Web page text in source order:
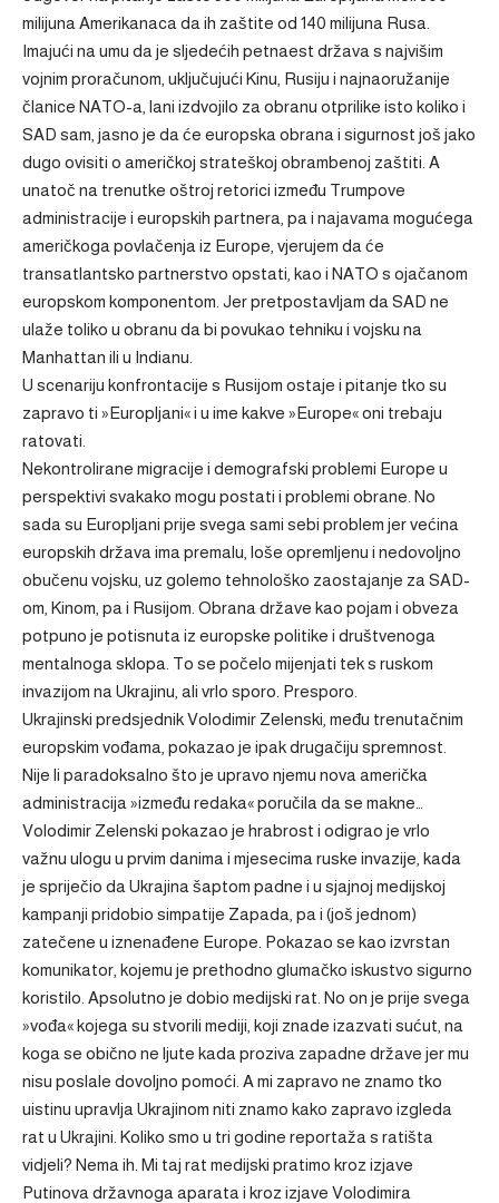
milijuna Amerikanaca da ih zaštite od 140 milijuna Rusa.
Imajući na umu da je sljedećih petnaest država s najvišim
vojnim proračunom, uključujući Kinu, Rusiju i najnaoružanije
članice NATO-a, lani izdvojilo za obranu otprilike isto koliko i
SAD sam, jasno je da će europska obrana i sigurnost još jako
dugo ovisiti o američkoj strateškoj obrambenoj zaštiti. A
unatoč na trenutke oštroj retorici između Trumpove
administracije i europskih partnera, pa i najavama mogućega
američkoga povlačenja iz Europe, vjerujem da će
transatlantsko partnerstvo opstati, kao i NATO s ojačanom
europskom komponentom. Jer pretpostavljam da SAD ne
ulaže toliko u obranu da bi povukao tehniku i vojsku na
Manhattan ili u Indianu.
U scenariju konfrontacije s Rusijom ostaje i pitanje tko su
zapravo ti »Europljani« i u ime kakve »Europe« oni trebaju
ratovati.
Nekontrolirane migracije i demografski problemi Europe u
perspektivi svakako mogu postati i problemi obrane. No
sada su Europljani prije svega sami sebi problem jer većina
europskih država ima premalu, loše opremljenu i nedovoljno
obučenu vojsku, uz golemo tehnološko zaostajanje za SAD-
om, Kinom, pa i Rusijom. Obrana države kao pojam i obveza
potpuno je potisnuta iz europske politike i društvenoga
mentalnoga sklopa. To se počelo mijenjati tek s ruskom
invazijom na Ukrajinu, ali vrlo sporo. Presporo.
Ukrajinski predsjednik Volodimir Zelenski, među trenutačnim
europskim vođama, pokazao je ipak drugačiju spremnost.
Nije li paradoksalno što je upravo njemu nova američka
administracija »između redaka« poručila da se makne…
Volodimir Zelenski pokazao je hrabrost i odigrao je vrlo
važnu ulogu u prvim danima i mjesecima ruske invazije, kada
je spriječio da Ukrajina šaptom padne i u sjajnoj medijskoj
kampanji pridobio simpatije Zapada, pa i (još jednom)
zatečene u iznenađene Europe. Pokazao se kao izvrstan
komunikator, kojemu je prethodno glumačko iskustvo sigurno
koristilo. Apsolutno je dobio medijski rat. No on je prije svega
»vođa« kojega su stvorili mediji, koji znade izazvati sućut, na
koga se obično ne ljute kada proziva zapadne države jer mu
nisu poslale dovoljno pomoći. A mi zapravo ne znamo tko
uistinu upravlja Ukrajinom niti znamo kako zapravo izgleda
rat u Ukrajini. Koliko smo u tri godine reportaža s ratišta
vidjeli? Nema ih. Mi taj rat medijski pratimo kroz izjave
Putinova državnoga aparata i kroz izjave Volodimira